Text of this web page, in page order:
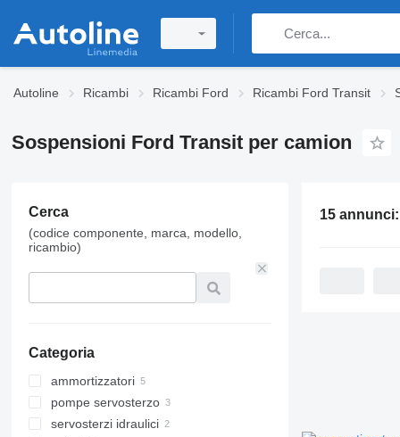
Autoline Ricambi Ricambi Ford Ricambi Ford Transit
Sospensioni Ford Transit per camion
Cerca
(codice componente, marca, modello,
ricambio)
Categoria
ammortizzatori
pompe servosterzo
servosterzi idraulici
15 annunci: